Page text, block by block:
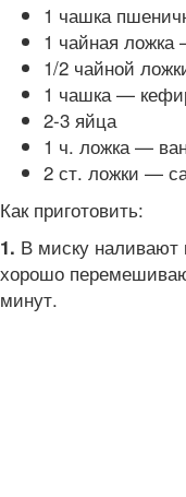
1 чашка
1 чайная
1/2 чайной
1 чашка —
2-3 яйца
1 ч. ложка —
2 ст. ложки —
Как приготовить:
1. В миску
хорошо
минут.